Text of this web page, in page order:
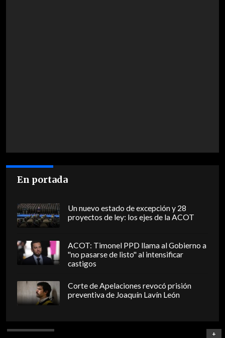
En portada
Un nuevo estado de excepción y 28
proyectos de ley: los ejes de la ACOT
ACOT: Timonel PPD llama al Gobierno a
"no pasarse de listo" al intensificar
castigos
Corte de Apelaciones revocó prisión
preventiva de Joaquín Lavín León
+